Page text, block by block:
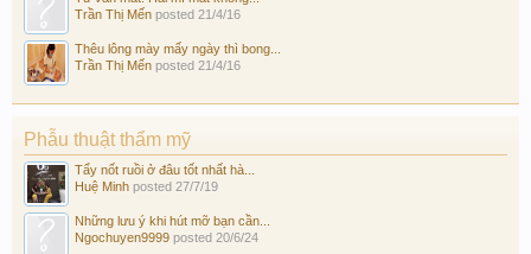
Trần Thị Mến posted 21/4/16
Thêu lông mày mấy ngày thì bong...
Trần Thị Mến posted 21/4/16
Phẫu thuật thẩm mỹ
Tẩy nốt ruồi ở đâu tốt nhất hà...
Huệ Minh posted 27/7/19
Những lưu ý khi hút mỡ bạn cần...
Ngochuyen9999 posted 20/6/24